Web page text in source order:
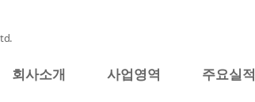
회사소개 사업영역 주요실적